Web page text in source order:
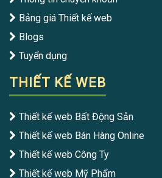
Bảng giá Thiết kế web
Blogs
Tuyển dụng
THIẾT KẾ WEB
Thiết kế web Bất Động Sản
Thiết kế web Bán Hàng Online
Thiết kế web Công Ty
Thiết kế web Mỹ Phẩm